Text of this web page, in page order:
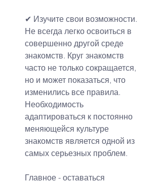
✔ Изучите свои возможности.
Не всегда легко освоиться в
совершенно другой среде
знакомств. Круг знакомств
часто не только сокращается,
но и может показаться, что
изменились все правила.
Необходимость
адаптироваться к постоянно
меняющейся культуре
знакомств является одной из
самых серьезных проблем.
Главное - оставаться